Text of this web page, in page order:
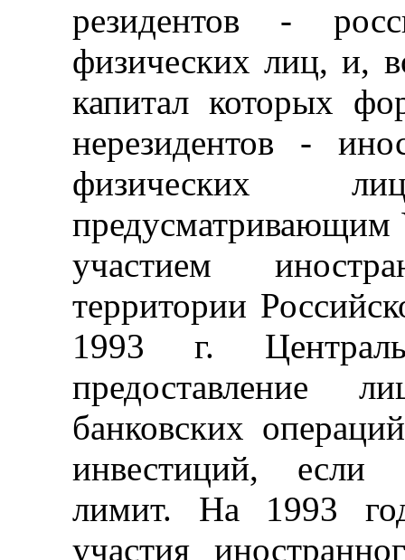
резидентов -
физических лиц, и,
капитал которых
нерезидентов -
физических
предусматривающим
участием
территории
1993 г.
предоставление
банковских
инвестиций, если
лимит. На 1993
участия